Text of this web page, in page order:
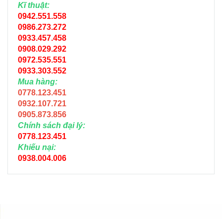
Kĩ thuật:
0942.551.558
0986.273.272
0933.457.458
0908.029.292
0972.535.551
0933.303.552
Mua hàng:
0778.123.451
0932.107.721
0905.873.856
Chính sách đại lý:
0778.123.451
Khiếu nại:
0938.004.006